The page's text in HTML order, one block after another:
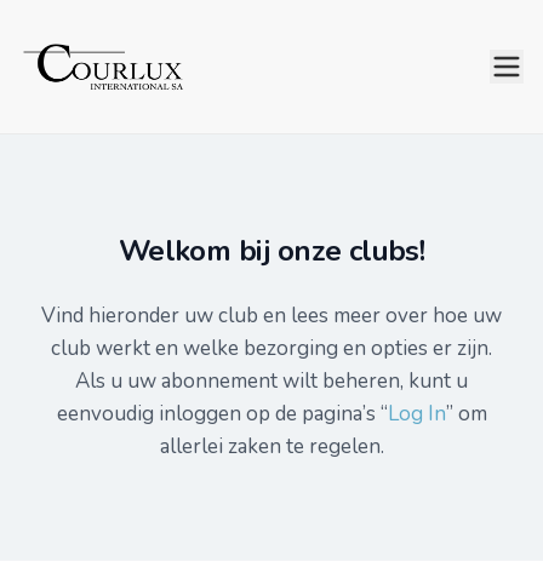
Welkom bij onze clubs!
Vind hieronder uw club en lees meer over hoe uw
club werkt en welke bezorging en opties er zijn.
Als u uw abonnement wilt beheren, kunt u
eenvoudig inloggen op de pagina’s “Log In” om
allerlei zaken te regelen.